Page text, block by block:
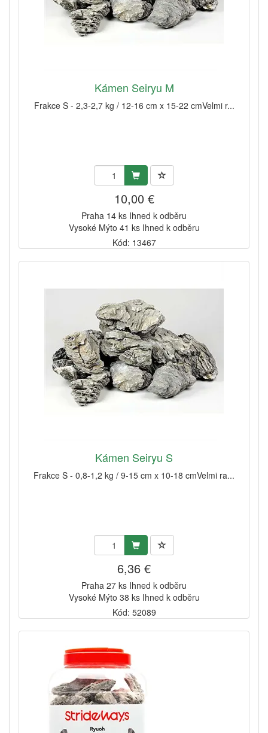
Kámen Seiryu M
Frakce S - 2,3-2,7 kg / 12-16 cm x 15-22 cmVelmi r...
10,00 €
Praha 14 ks Ihned k odběru
Vysoké Mýto 41 ks Ihned k odběru
Kód: 13467
Kámen Seiryu S
Frakce S - 0,8-1,2 kg / 9-15 cm x 10-18 cmVelmi ra...
6,36 €
Praha 27 ks Ihned k odběru
Vysoké Mýto 38 ks Ihned k odběru
Kód: 52089